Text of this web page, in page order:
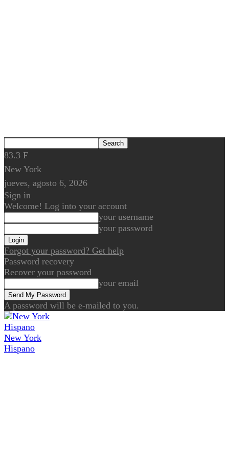
83.3 F
New York
jueves, agosto 6, 2026
Sign in
Welcome! Log into your account
your username
your password
Forgot your password? Get help
Password recovery
Recover your password
your email
A password will be e-mailed to you.
New York
Hispano